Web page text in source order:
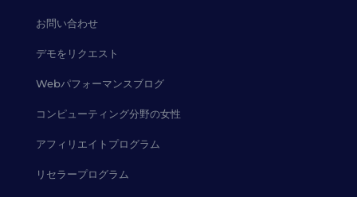
お問い合わせ
デモをリクエスト
Webパフォーマンスブログ
コンピューティング分野の女性
アフィリエイトプログラム
リセラープログラム